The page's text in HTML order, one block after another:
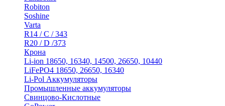
Robiton
Soshine
Varta
R14 / C / 343
R20 / D /373
Крона
Li-ion 18650, 16340, 14500, 26650, 10440
LiFePO4 18650, 26650, 16340
Li-Pol Аккумуляторы
Промышленные аккумуляторы
Свинцово-Кислотные